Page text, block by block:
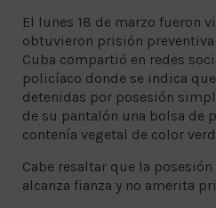
El lunes 18 de marzo fueron
obtuvieron prisión
Cuba compartió en redes
policíaco donde se indica
detenidas por posesión
de su pantalón una bolsa de
contenía vegetal de color
Cabe resaltar que la
alcanza fianza y no amerita